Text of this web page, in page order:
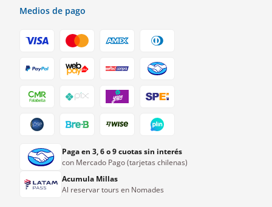
Medios de pago
Paga en 3, 6 o 9 cuotas sin interés
con Mercado Pago (tarjetas chilenas)
Acumula Millas
Al reservar tours en Nomades